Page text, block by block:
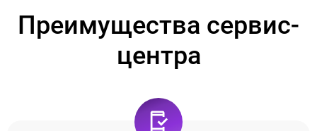
Преимущества сервис-
центра